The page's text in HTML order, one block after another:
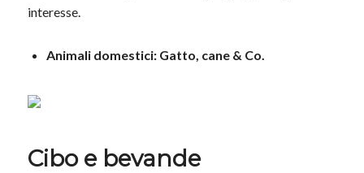
interesse.
Animali domestici: Gatto, cane & Co.
Cibo e bevande